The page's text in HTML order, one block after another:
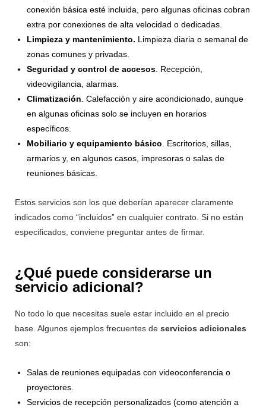
conexión básica esté incluida, pero algunas oficinas cobran
extra por conexiones de alta velocidad o dedicadas.
Limpieza y mantenimiento. Limpieza diaria o semanal de
zonas comunes y privadas.
Seguridad y control de accesos . Recepción,
videovigilancia, alarmas.
Climatización . Calefacción y aire acondicionado, aunque
en algunas oficinas solo se incluyen en horarios
específicos.
Mobiliario y equipamiento básico . Escritorios, sillas,
armarios y, en algunos casos, impresoras o salas de
reuniones básicas.
Estos servicios son los que deberían aparecer claramente
indicados como “incluidos” en cualquier contrato. Si no están
especificados, conviene preguntar antes de firmar.
¿Qué puede considerarse un
servicio adicional?
No todo lo que necesitas suele estar incluido en el precio
base. Algunos ejemplos frecuentes de servicios adicionales
son:
Salas de reuniones equipadas con videoconferencia o
proyectores.
Servicios de recepción personalizados (como atención a